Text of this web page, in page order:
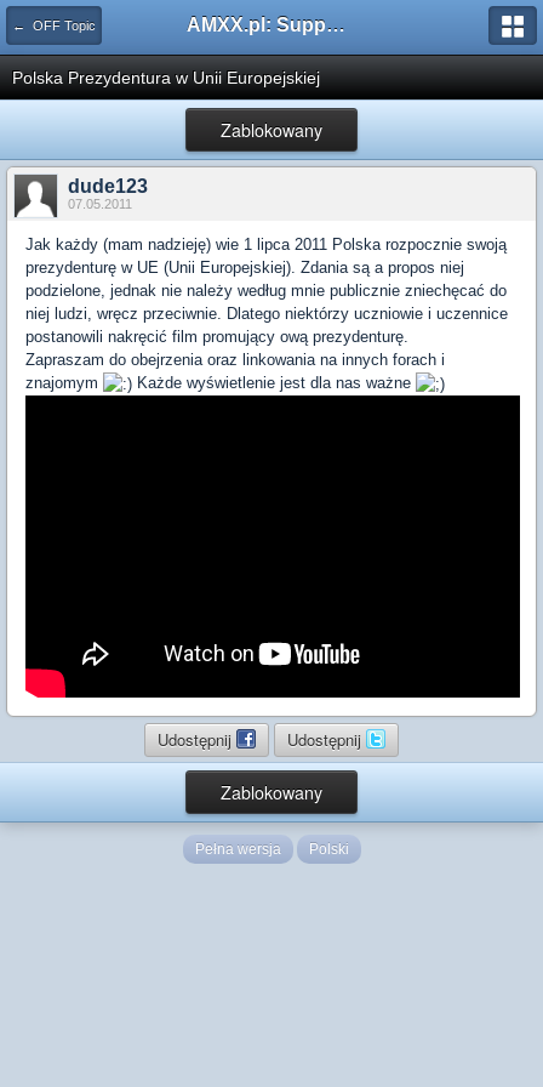
← OFF Topic AMXX.pl: Support AMX Mod X i SourceMod
Polska Prezydentura w Unii Europejskiej
Zablokowany
dude123
07.05.2011
Jak każdy (mam nadzieję) wie 1 lipca 2011 Polska rozpocznie swoją
prezydenturę w UE (Unii Europejskiej). Zdania są a propos niej
podzielone, jednak nie należy według mnie publicznie zniechęcać do
niej ludzi, wręcz przeciwnie. Dlatego niektórzy uczniowie i uczennice
postanowili nakręcić film promujący ową prezydenturę.
Zapraszam do obejrzenia oraz linkowania na innych forach i
znajomym
Każde wyświetlenie jest dla nas ważne
Udostępnij Udostępnij
Zablokowany
Pełna wersja Polski